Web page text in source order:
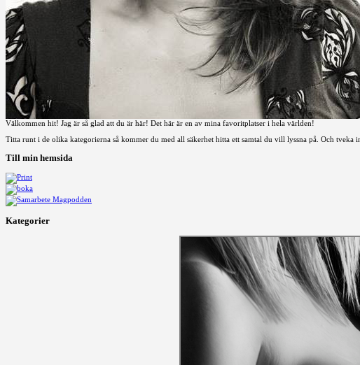
Välkommen hit! Jag är så glad att du är här! Det här är en av mina favoritplatser i hela världen!
Titta runt i de olika kategorierna så kommer du med all säkerhet hitta ett samtal du vill lyssna på. Och tveka
Till min hemsida
Kategorier